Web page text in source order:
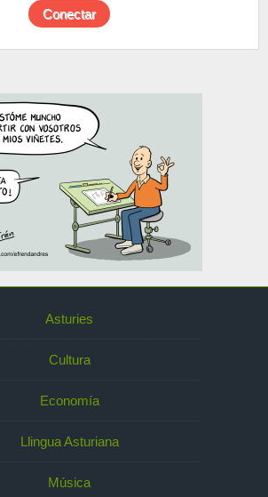
Asturies
Cultura
Economía
Llingua Asturiana
Música